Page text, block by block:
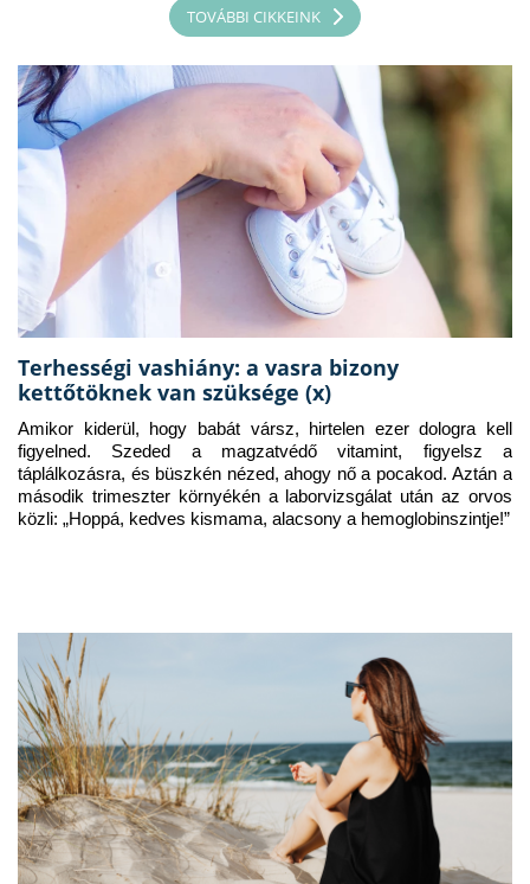
TOVÁBBI CIKKEINK
Terhességi vashiány: a vasra bizony
kettőtöknek van szüksége (x)
Amikor kiderül, hogy babát vársz, hirtelen ezer dologra kell
figyelned. Szeded a magzatvédő vitamint, figyelsz a
táplálkozásra, és büszkén nézed, ahogy nő a pocakod. Aztán a
második trimeszter környékén a laborvizsgálat után az orvos
közli: „Hoppá, kedves kismama, alacsony a hemoglobinszintje!”